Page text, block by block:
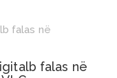
falas në